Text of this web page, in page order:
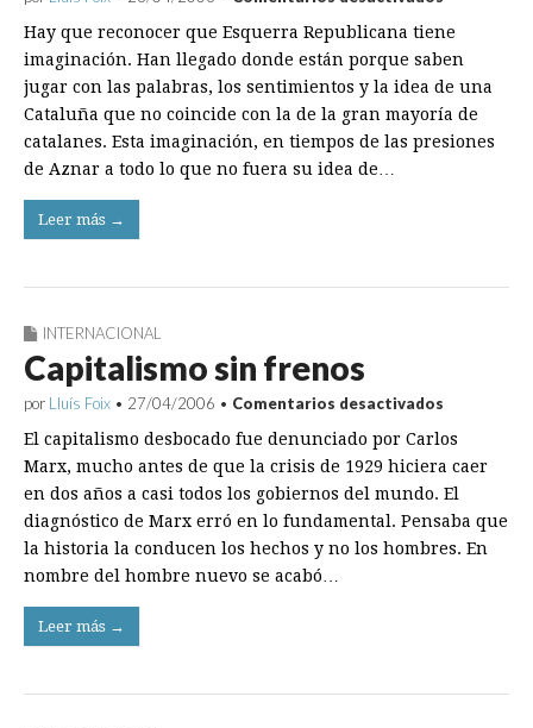
de
Esquerra
Hay que reconocer que Esquerra Republicana tiene
imaginación. Han llegado donde están porque saben
jugar con las palabras, los sentimientos y la idea de una
Cataluña que no coincide con la de la gran mayoría de
catalanes. Esta imaginación, en tiempos de las presiones
de Aznar a todo lo que no fuera su idea de…
Leer más →
INTERNACIONAL
Capitalismo sin frenos
por Lluís Foix • 27/04/2006 • Comentarios desactivados
sin
frenos
El capitalismo desbocado fue denunciado por Carlos
Marx, mucho antes de que la crisis de 1929 hiciera caer
en dos años a casi todos los gobiernos del mundo. El
diagnóstico de Marx erró en lo fundamental. Pensaba que
la historia la conducen los hechos y no los hombres. En
nombre del hombre nuevo se acabó…
Leer más →